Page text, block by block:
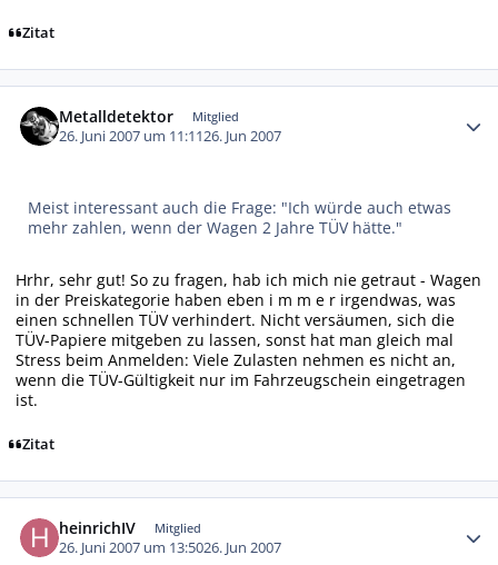
Zitat
Metalldetektor Mitglied
26. Juni 2007 um 11:1126. Jun 2007
Meist interessant auch die Frage: "Ich würde auch etwas
mehr zahlen, wenn der Wagen 2 Jahre TÜV hätte."
Hrhr, sehr gut! So zu fragen, hab ich mich nie getraut - Wagen
in der Preiskategorie haben eben i m m e r irgendwas, was
einen schnellen TÜV verhindert. Nicht versäumen, sich die
TÜV-Papiere mitgeben zu lassen, sonst hat man gleich mal
Stress beim Anmelden: Viele Zulasten nehmen es nicht an,
wenn die TÜV-Gültigkeit nur im Fahrzeugschein eingetragen
ist.
Zitat
heinrichIV Mitglied
26. Juni 2007 um 13:5026. Jun 2007